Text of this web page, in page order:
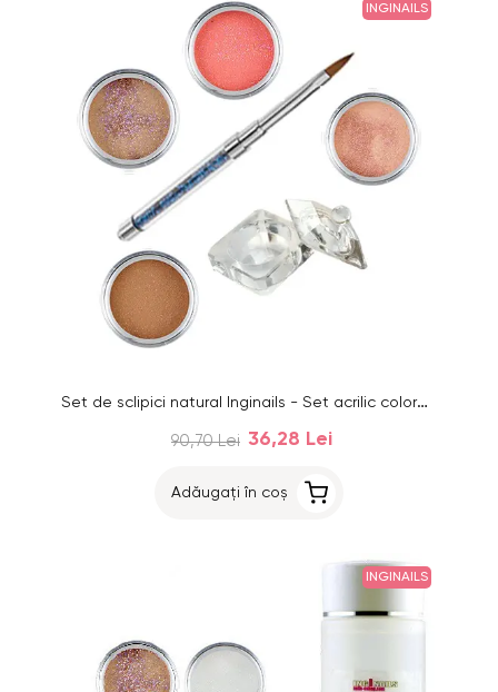
INGINAILS
Set de sclipici natural Inginails - Set acrilic colorat de pudre acrilice pentru unghii
90,70 Lei 36,28 Lei
Adăugați în coș
INGINAILS